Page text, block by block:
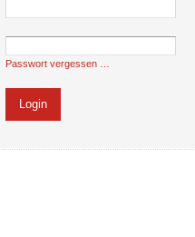
Passwort vergessen …